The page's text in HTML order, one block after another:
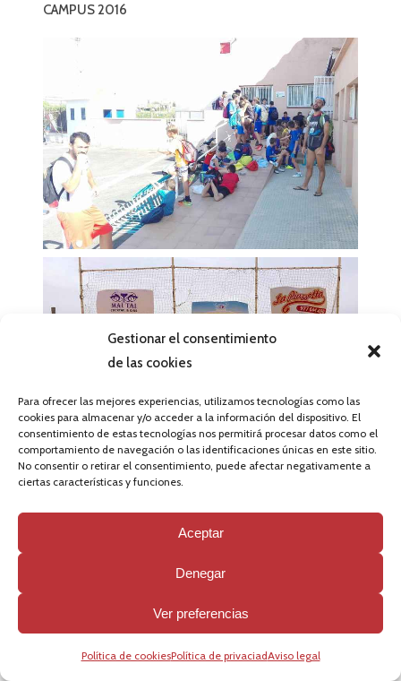
Gestionar el consentimiento
de las cookies
Para ofrecer las mejores experiencias, utilizamos tecnologías como las
cookies para almacenar y/o acceder a la información del dispositivo. El
consentimiento de estas tecnologías nos permitirá procesar datos como el
comportamiento de navegación o las identificaciones únicas en este sitio.
No consentir o retirar el consentimiento, puede afectar negativamente a
ciertas características y funciones.
Aceptar
Denegar
Ver preferencias
Política de cookiesPolítica de privaciadAviso legal
CAMPUS 2016